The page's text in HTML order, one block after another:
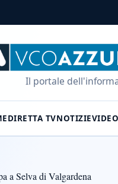
Il portale
DIRETTA TVNOTIZIEVIDEO
a Selva di Valgardena